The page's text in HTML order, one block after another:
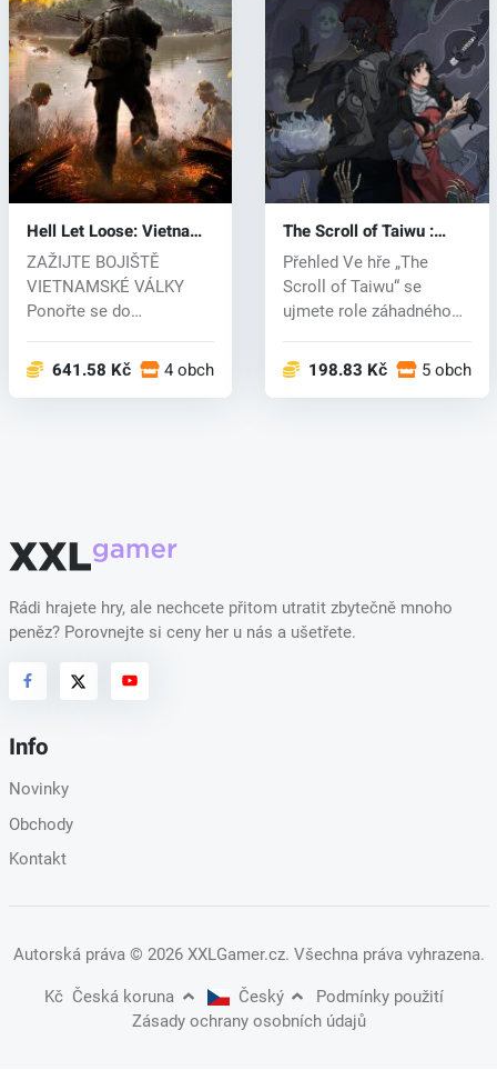
Hell Let Loose: Vietnam
(PC) key
ZAŽIJTE BOJIŠTĚ
VIETNAMSKÉ VÁLKY
Ponořte se do
vietn...641.58 Kč 4 obchodech
The Scroll of Taiwu :
Beyond The Dome (PC)
key
Přehled Ve hře „The
Scroll of Taiwu“ se
ujmete role záhadného
198.83 Kč 5
Rádi hrajete hry, ale nechcete přitom utratit zbytečně mnoho
peněz? Porovnejte si ceny her u nás a ušetřete.
Info
Novinky
Obchody
Kontakt
Autorská práva © 2026 XXLGamer.cz. Všechna práva vyhrazena.
Kč Česká koruna Český
Podmínky použití
Zásady ochrany osobních údajů